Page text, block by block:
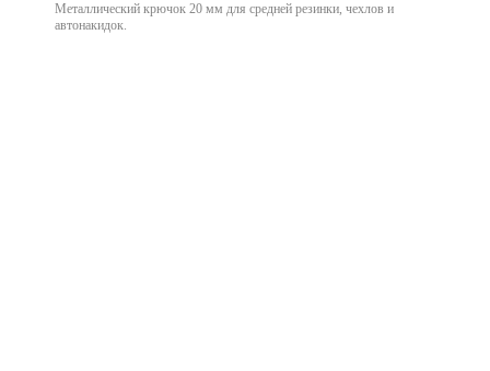
Металлический крючок 20 мм для средней резинки, чехлов и
автонакидок.